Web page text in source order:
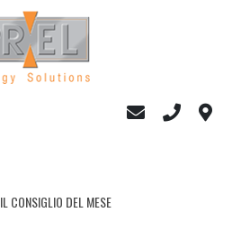
IL CONSIGLIO DEL MESE